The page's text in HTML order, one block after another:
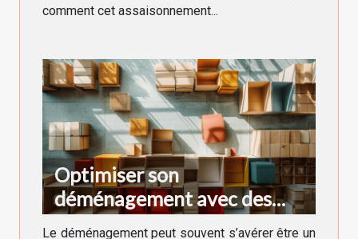
comment cet assaisonnement...
Optimiser son
déménagement avec des
cartons adaptés à chaque
Le déménagement peut souvent s’avérer être un